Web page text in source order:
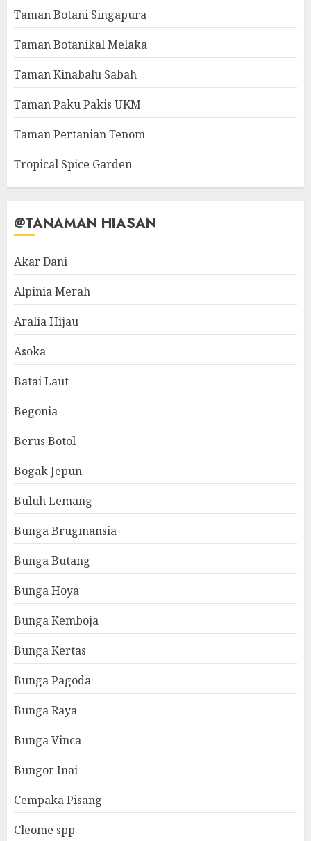
Taman Botani Singapura
Taman Botanikal Melaka
Taman Kinabalu Sabah
Taman Paku Pakis UKM
Taman Pertanian Tenom
Tropical Spice Garden
@TANAMAN HIASAN
Akar Dani
Alpinia Merah
Aralia Hijau
Asoka
Batai Laut
Begonia
Berus Botol
Bogak Jepun
Buluh Lemang
Bunga Brugmansia
Bunga Butang
Bunga Hoya
Bunga Kemboja
Bunga Kertas
Bunga Pagoda
Bunga Raya
Bunga Vinca
Bungor Inai
Cempaka Pisang
Cleome spp